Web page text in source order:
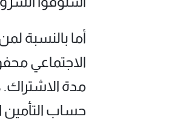
أما بالنسبة
الاجتماعي
مدة الاشتراك.
حساب التأمين